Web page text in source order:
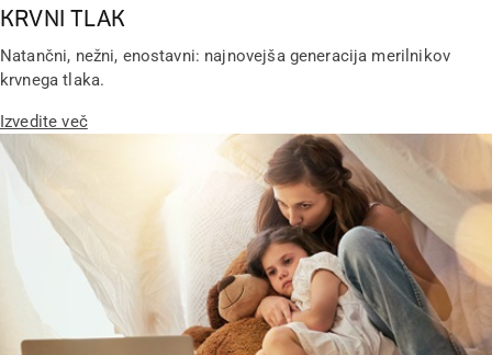
KRVNI TLAK
Natančni, nežni, enostavni: najnovejša generacija merilnikov
krvnega tlaka.
Izvedite več